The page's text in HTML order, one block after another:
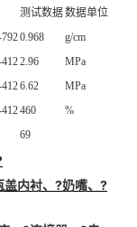
测试数据数据单位
0.968 g/cm
2.96
MPa
6.62
MPa
460
%
69
盖内衬、?奶嘴、?